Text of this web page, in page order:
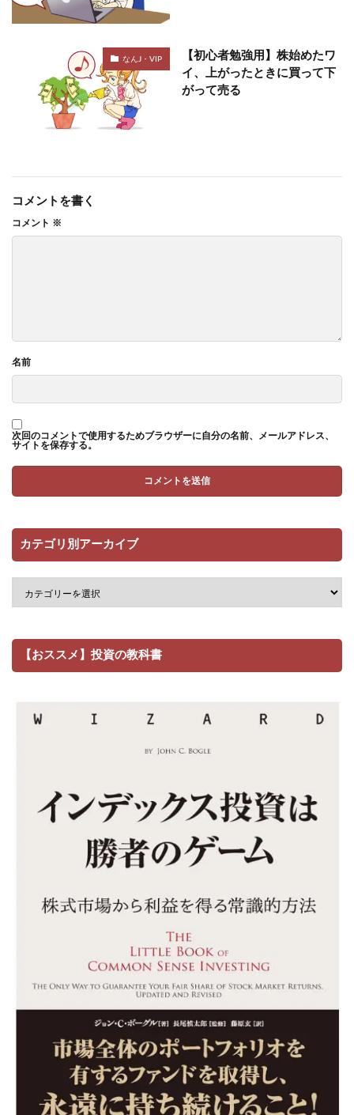
なんJ・VIP
【初心者勉強用】株始めたワ
イ、上がったときに買って下
がって売る
コメントを書く
コメント ※
名前
次回のコメントで使用するためブラウザーに自分の名前、メールアドレス、
サイトを保存する。
カテゴリ別アーカイブ
【おススメ】投資の教科書